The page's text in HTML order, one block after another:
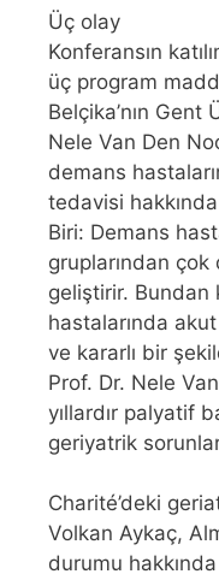
Üç olay
Konferansın
üç program
Belçika’nın Gent
Nele Van Den
demans
tedavisi
Biri: Demans
gruplarından çok
geliştirir. Bundan
hastalarında akut
ve kararlı bir
Prof. Dr. Nele
yıllardır palyatif
geriyatrik
Charité’deki
Volkan Aykaç,
durumu